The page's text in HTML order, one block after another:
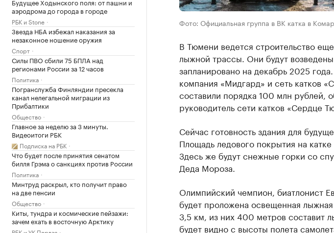
Будущее Ходынского поля: от пашни и
аэродрома до города в городе
РБК и Stone
Звезда НБА избежал наказания за
незаконное ношение оружия
Спорт
Силы ПВО сбили 75 БПЛА над
регионами России за 12 часов
Политика
Погранслужба Финляндии пресекла
канал нелегальной миграции из
Прибалтики
Общество
Главное за неделю за 3 минуты.
Видеоитоги РБК
Подписка на РБК
Что будет после принятия сенатом
билля Грэма о санкциях против России
Политика
Минтруд раскрыл, кто получит право
на две пенсии
Общество
Киты, тундра и космические пейзажи:
зачем ехать в восточную Арктику
Фото: Официальная группа в ВК катка в
В Тюмени ведется строительство
лыжной трассы. Они будут
запланировано на декабрь 2025
компания «Мидгард» и сеть катков
составили порядка 100 млн рублей,
руководитель сети катков «Сердце
Сейчас готовность здания для
Площадь ледового покрытия на
Здесь же будут снежные горки со
Деда Мороза.
Олимпийский чемпион, биатлонист
будет проложена освещенная
3,5 км, из них 400 метров составит
будет видно с высоты полета